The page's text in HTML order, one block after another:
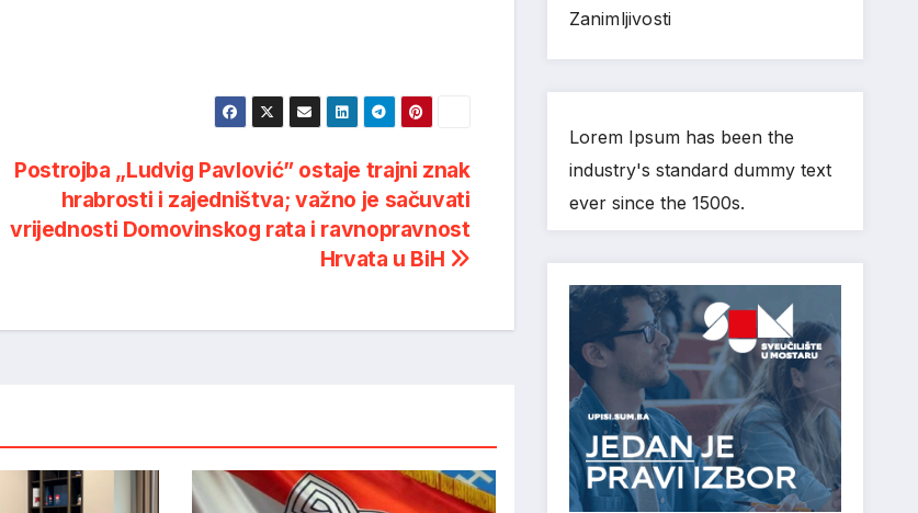
Postrojba „Ludvig Pavlović” ostaje trajni znak
hrabrosti i zajedništva; važno je sačuvati
vrijednosti Domovinskog rata i ravnopravnost
Hrvata u BiH
Zanimljivosti
Lorem Ipsum has been the
industry's standard dummy text
ever since the 1500s.